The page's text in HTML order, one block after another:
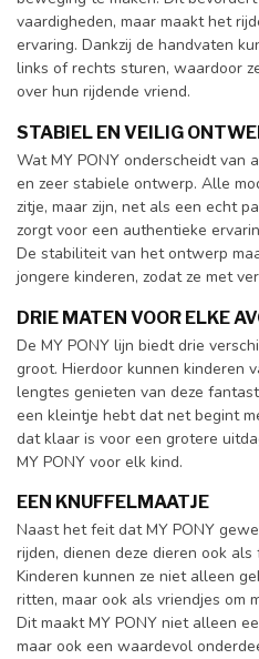
vaardigheden, maar maakt het
ervaring. Dankzij de handvaten
links of rechts sturen, waardoor
over hun rijdende vriend.
STABIEL EN VEILIG
Wat MY PONY onderscheidt van
en zeer stabiele ontwerp. Alle
zitje, maar zijn, net als een echt
zorgt voor een authentieke
De stabiliteit van het ontwerp
jongere kinderen, zodat ze met
DRIE MATEN VOOR ELKE
De MY PONY lijn biedt drie
groot. Hierdoor kunnen kinderen
lengtes genieten van deze
een kleintje hebt dat net begint
dat klaar is voor een grotere
MY PONY voor elk kind.
EEN KNUFFELMAATJE
Naast het feit dat MY PONY
rijden, dienen deze dieren ook
Kinderen kunnen ze niet alleen
ritten, maar ook als vriendjes om
Dit maakt MY PONY niet alleen
maar ook een waardevol